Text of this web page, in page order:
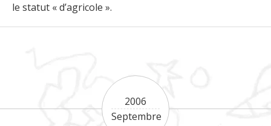
le statut « d’agricole ».
2006
Septembre